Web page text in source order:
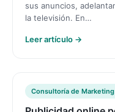
sus anuncios,
la televisión. En…
Leer artículo →
Consultoría de